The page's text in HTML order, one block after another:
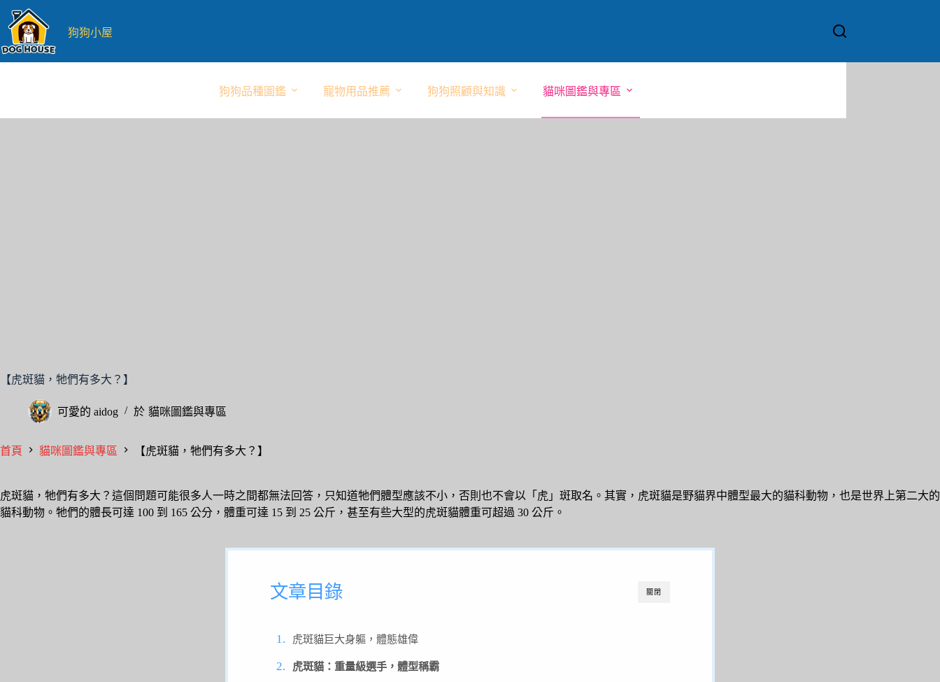
至
狗狗小屋
狗狗品種圖鑑 寵物用品推薦 狗狗照顧與知識 貓咪圖鑑與專區
【虎斑貓，牠們有多大？】
可愛的 aidog 於 貓咪圖鑑與專區
首頁 貓咪圖鑑與專區 【虎斑貓，牠們有多大？】
虎斑貓，牠們有多大？這個問題可能很多人一時之間都無法回答，只知道牠們體型應該不小，否則也不會以「虎」斑取名。其實，虎斑貓是野貓界中體型最大的貓科動物，也是世界上第二大的
貓科動物。牠們的體長可達 100 到 165 公分，體重可達 15 到 25 公斤，甚至有些大型的虎斑貓體重可超過 30 公斤。
關閉
文章目錄
虎斑貓巨大身軀，體態雄偉
虎斑貓：重量級選手，體型稱霸